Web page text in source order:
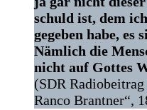
schuld ist, dem
gegeben habe, es
Nämlich die
nicht auf Gottes
(SDR
Ranco Brantner“,